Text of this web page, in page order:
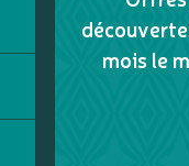
mois le